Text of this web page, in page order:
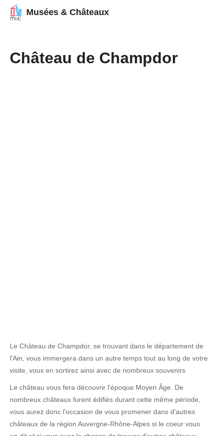
Musées & Châteaux
Château de Champdor
Le Château de Champdor, se trouvant dans le département de
l'Ain, vous immergera dans un autre temps tout au long de votre
visite, vous en sortirez ainsi avec de nombreux souvenirs
Le château vous fera découvrir l'époque Moyen Âge. De
nombreux châteaux furent édifiés durant cette même période,
vous aurez donc l'occasion de vous promener dans d'autres
châteaux de la région Auvergne-Rhône-Alpes si le coeur vous